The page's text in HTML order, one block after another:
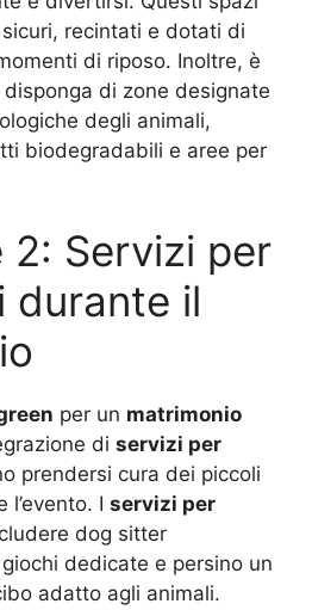
recintati e dotati di
di riposo. Inoltre, è
di zone designate
degli animali,
biodegradabili e aree per
2: Servizi per
durante il
per un matrimonio
di servizi per
prendersi cura dei piccoli
l’evento. I servizi per
dog sitter
dedicate e persino un
adatto agli animali.